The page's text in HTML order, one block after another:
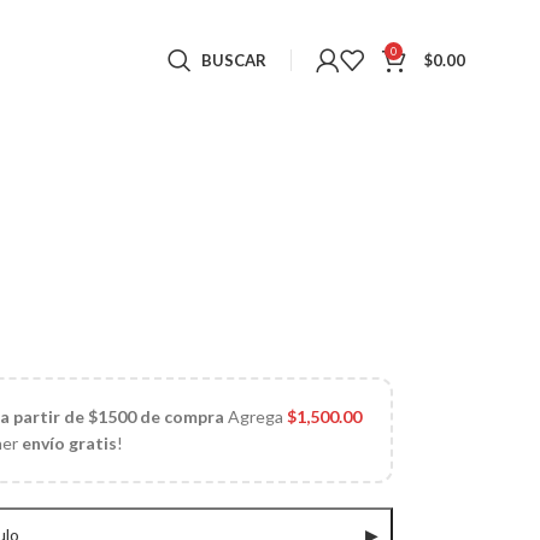
BUSCAR 0 $0.00
partir de $1500 de compra Agrega$1,500.00
envío gratis!
▶